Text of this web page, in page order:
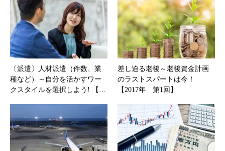
〔派遣〕人材派遣（件数、業
種など）～自分を活かすワー
クスタイルを選択しよう! 【…
差し迫る老後～老後資金計画
のラストスパートは今！
【2017年 第1回】